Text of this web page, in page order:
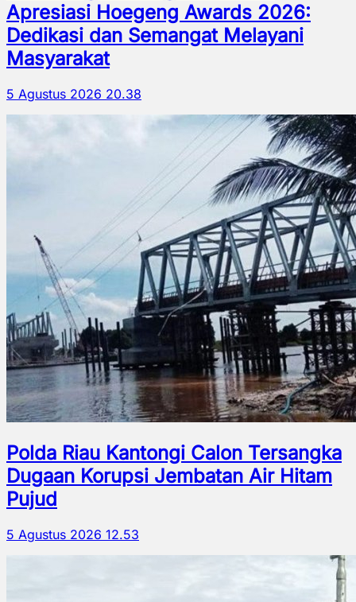
Apresiasi Hoegeng Awards 2026:
Dedikasi dan Semangat Melayani
Masyarakat
5 Agustus 2026 20.38
Polda Riau Kantongi Calon Tersangka
Dugaan Korupsi Jembatan Air Hitam
Pujud
5 Agustus 2026 12.53